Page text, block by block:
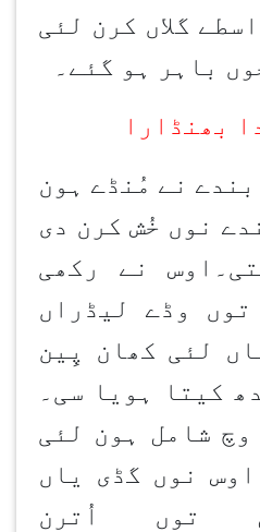
گلاں کرن لئی
باہر ہو گئے۔
بھنڈارا
نے مُنڈے ہون
نوں خُش کرن دی
نے رکھی
وڈے لیڈراں
لئی کھان پِین
کیتا ہویا سی۔
شامل ہون لئی
اوس نوں گڈی یاں
توں اُترن